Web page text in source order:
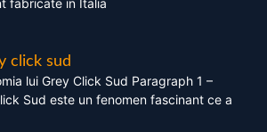
fabricate in Italia
click sud
lui Grey Click Sud Paragraph 1 –
Sud este un fenomen fascinant ce a